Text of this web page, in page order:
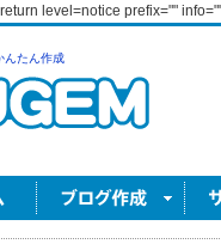
level=notice prefix=""
んたん作成